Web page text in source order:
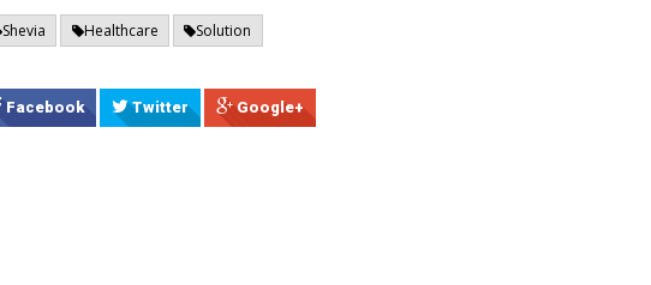
Shevia Healthcare Solution
Facebook Twitter Google+